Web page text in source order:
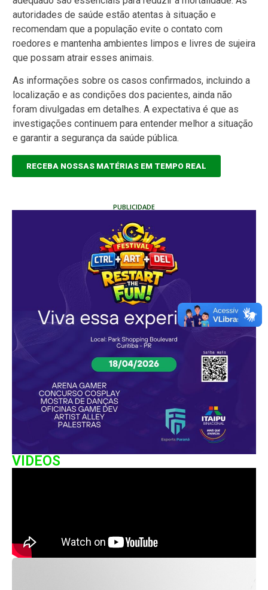
autoridades de saúde estão atentas à situação e
recomendam que a população evite o contato com
roedores e mantenha ambientes limpos e livres de sujeira
que possam atrair esses animais.
As informações sobre os casos confirmados, incluindo a
localização e as condições dos pacientes, ainda não
foram divulgadas em detalhes. A expectativa é que as
investigações continuem para entender melhor a situação
e garantir a segurança da saúde pública.
RECEBA NOSSAS MATÉRIAS EM TEMPO REAL
PUBLICIDADE
VIDEOS